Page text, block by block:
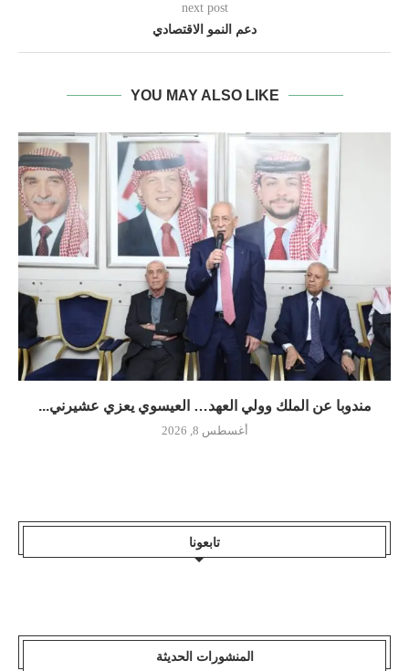
next post
دعم النمو الاقتصادي
YOU MAY ALSO LIKE
مندوبا عن الملك وولي العهد… العيسوي يعزي عشيرني...
أغسطس 8, 2026
تابعونا
المنشورات الحديثة